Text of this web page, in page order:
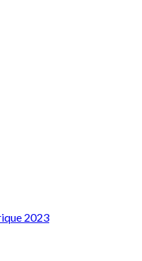
2023